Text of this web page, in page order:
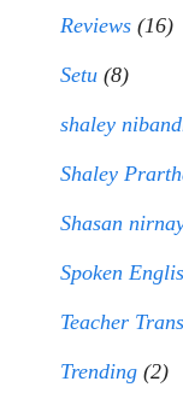
Reviews (16)
Setu (8)
shaley
Shaley
Shasan
Spoken
Teacher
Trending (2)